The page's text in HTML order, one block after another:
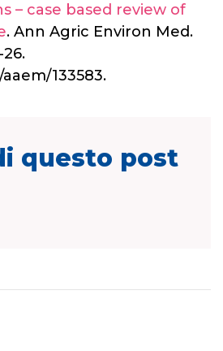
– case based review of
. Ann Agric Environ Med.
26.
133583.
questo post